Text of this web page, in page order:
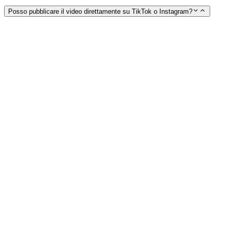
Posso pubblicare il video direttamente su TikTok o Instagram?